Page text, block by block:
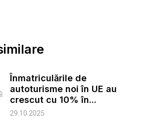
Înmatriculările de
autoturisme noi în UE au
crescut cu 10% în...
29.10.2025